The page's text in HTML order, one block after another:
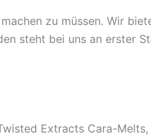
zu müssen. Wir
steht bei uns an erster
Extracts Cara-